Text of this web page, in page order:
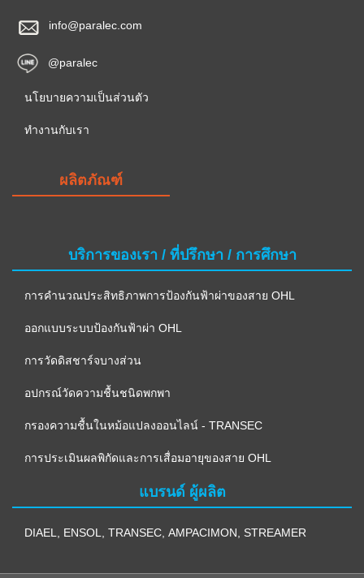
info@paralec.com
@paralec
นโยบายความเป็นส่วนตัว
ทำงานกับเรา
ผลิตภัณฑ์
บริการของเรา / ที่ปรึกษา / การศึกษา
การคำนวณประสิทธิภาพการป้องกันฟ้าผ่าของสาย OHL
ออกแบบระบบป้องกันฟ้าผ่า OHL
การวัดดิสชาร์จบางส่วน
อปกรณ์วัดความชื้นชนิดพกพา
กรองความชื้นในหม้อแปลงออนไลน์ - TRANSEC
การประเมินผลพิกัดและการเสื่อมอายุของสาย OHL
แบรนด์ ผู้ผลิต
DIAEL ENSOL TRANSEC AMPACIMON STREAMER